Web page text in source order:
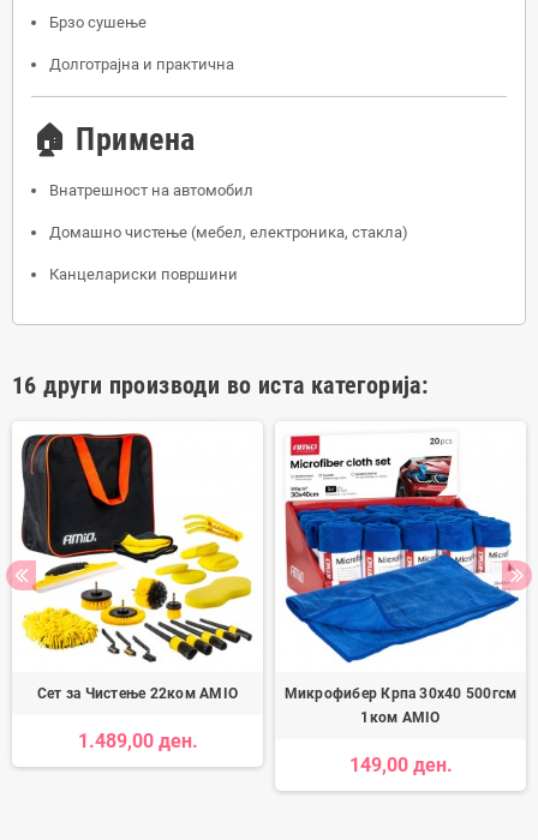
Брзо сушење
Долготрајна и практична
🏠 Примена
Внатрешност на автомобил
Домашно чистење (мебел, електроника, стакла)
Канцелариски површини
16 други производи во иста категорија:
Сет за Чистење 22ком AMIO
1.489,00 ден.
Микрофибер Крпа 30x40 500гсм
1ком AMIO
149,00 ден.